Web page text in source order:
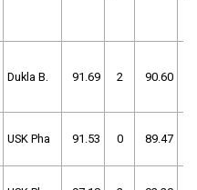
Dukla B. 91.69 2 90.60
USK Pha 91.53 0 89.47